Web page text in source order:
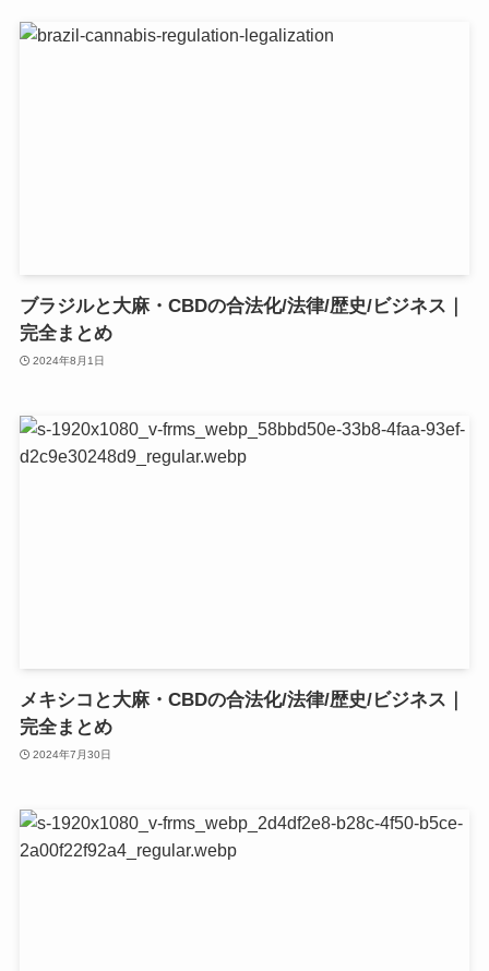
ブラジルと大麻・CBDの合法化/法律/歴史/ビジネス｜
完全まとめ
2024年8月1日
メキシコと大麻・CBDの合法化/法律/歴史/ビジネス｜
完全まとめ
2024年7月30日